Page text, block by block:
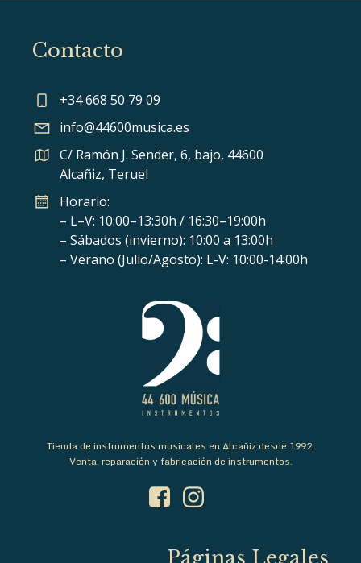
Contacto
+34 668 50 79 09
info@44600musica.es
C/ Ramón J. Sender, 6, bajo, 44600
Alcañiz, Teruel
Horario:
– L–V: 10:00–13:30h / 16:30–19:00h
– Sábados (invierno): 10:00 a 13:00h
– Verano (Julio/Agosto): L-V: 10:00-14:00h
Tienda de instrumentos musicales en Alcañiz desde 1992.
Venta, reparación y fabricación de instrumentos.
Páginas Legales